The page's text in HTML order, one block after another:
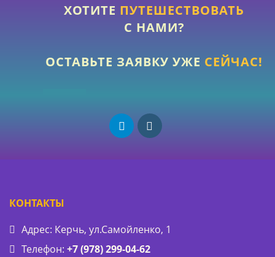
ХОТИТЕ ПУТЕШЕСТВОВАТЬ
С НАМИ?
ОСТАВЬТЕ ЗАЯВКУ УЖЕ СЕЙЧАС!
КОНТАКТЫ
Адрес: Керчь, ул.Самойленко, 1
Телефон: +7 (978) 299-04-62